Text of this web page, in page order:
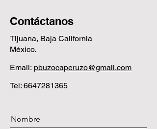
Contáctanos
Tijuana, Baja California
México.
Email: pbuzocaperuzo@gmail.com
Tel: 6647281365
Nombre